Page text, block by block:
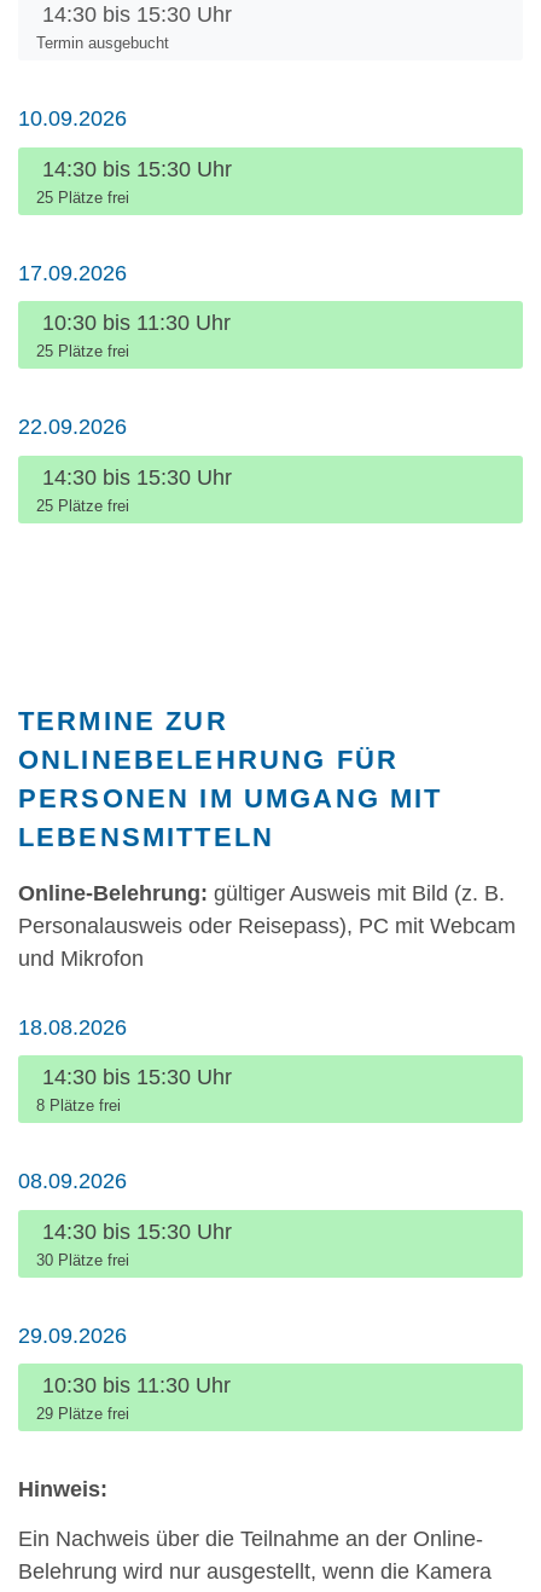
Uhrzeit:
14:30 bis 15:30 Uhr
Termin ausgebucht
10.09.2026
Uhrzeit:
14:30 bis 15:30 Uhr
25 Plätze frei
17.09.2026
Uhrzeit:
10:30 bis 11:30 Uhr
25 Plätze frei
22.09.2026
Uhrzeit:
14:30 bis 15:30 Uhr
25 Plätze frei
TERMINE ZUR
ONLINEBELEHRUNG FÜR
PERSONEN IM UMGANG MIT
LEBENSMITTELN
Online-Belehrung: gültiger Ausweis mit Bild (z. B.
Personalausweis oder Reisepass), PC mit Webcam
und Mikrofon
18.08.2026
Uhrzeit:
14:30 bis 15:30 Uhr
8 Plätze frei
08.09.2026
Uhrzeit:
14:30 bis 15:30 Uhr
30 Plätze frei
29.09.2026
Uhrzeit:
10:30 bis 11:30 Uhr
29 Plätze frei
Hinweis:
Ein Nachweis über die Teilnahme an der Online-
Belehrung wird nur ausgestellt, wenn die Kamera